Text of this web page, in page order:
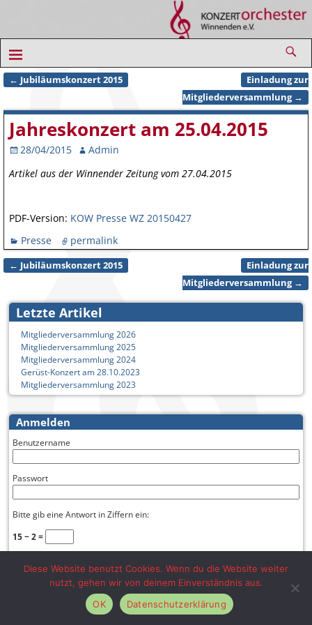
Artikelnavigation
← Jubiläumskonzert 2015
Einladung zur
Mitgliederversammlung →
Jahreskonzert am 25.04.2015
28/04/2015
Admin
Artikel aus der Winnender Zeitung vom 27.04.2015
PDF-Version: KOW Presse WZ 20150427
Presse
permalink
Artikelnavigation
← Jubiläumskonzert 2015
Einladung zur
Mitgliederversammlung →
Letzte Artikel
Mitgliederversammlung 2026
Mitgliederversammlung 2025
Mitgliederversammlung 2024
Gerüst-Konzert am 28.10.2023
Mitgliederversammlung 2023
Anmelden
Benutzername
Passwort
Bitte gib eine Antwort in Ziffern ein:
15 − 2 =
© by Konzertorchester Winnenden e.V. Datenschutzerklärung
Diese Website benutzt Cookies. Wenn du die Website weiter
nutzt, gehen wir von deinem Einverständnis aus.
OK
Datenschutzerklärung